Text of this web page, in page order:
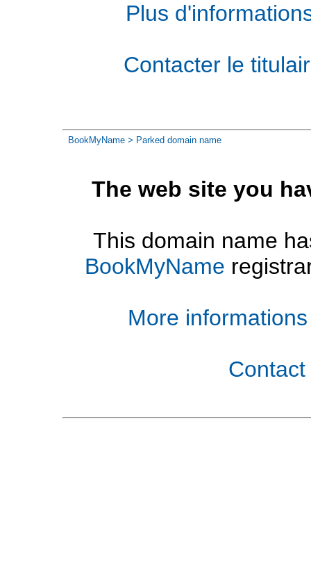
Plus
Contacter le
BookMyName > Parked domain name
The web site you
This domain name
BookMyName
More